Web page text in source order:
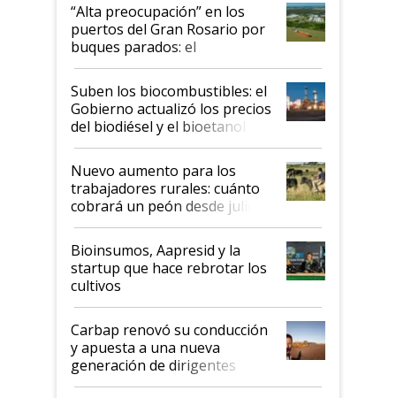
“Alta preocupación” en los
puertos del Gran Rosario por
buques parados: el
funcionamiento de las
exportadoras en tensión tras
la medida de fuerza de los
prácticos
Suben los biocombustibles: el
Gobierno actualizó los precios
del biodiésel y el bioetanol
Nuevo aumento para los
trabajadores rurales: cuánto
cobrará un peón desde julio
Bioinsumos, Aapresid y la
startup que hace rebrotar los
cultivos
Carbap renovó su conducción
y apuesta a una nueva
generación de dirigentes
rurales